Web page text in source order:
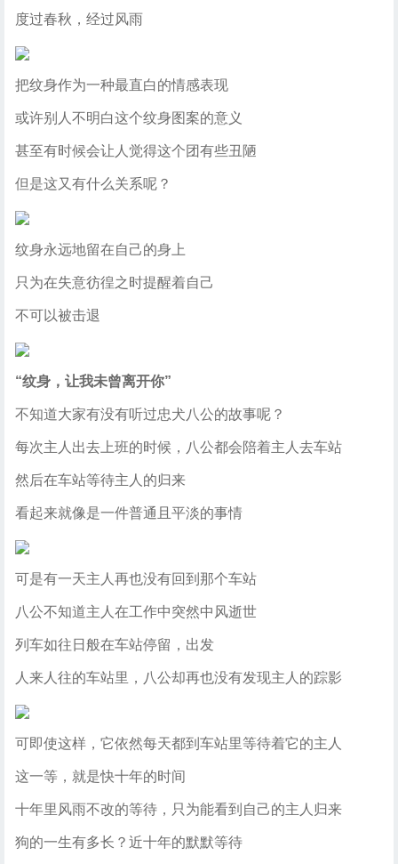
度过春秋，经过风雨
把纹身作为一种最直白的情感表现
或许别人不明白这个纹身图案的意义
甚至有时候会让人觉得这个团有些丑陋
但是这又有什么关系呢？
纹身永远地留在自己的身上
只为在失意彷徨之时提醒着自己
不可以被击退
“纹身，让我未曾离开你”
不知道大家有没有听过忠犬八公的故事呢？
每次主人出去上班的时候，八公都会陪着主人去车站
然后在车站等待主人的归来
看起来就像是一件普通且平淡的事情
可是有一天主人再也没有回到那个车站
八公不知道主人在工作中突然中风逝世
列车如往日般在车站停留，出发
人来人往的车站里，八公却再也没有发现主人的踪影
可即使这样，它依然每天都到车站里等待着它的主人
这一等，就是快十年的时间
十年里风雨不改的等待，只为能看到自己的主人归来
狗的一生有多长？近十年的默默等待